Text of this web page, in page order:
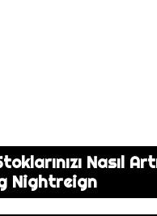
Nasıl
Nightreign